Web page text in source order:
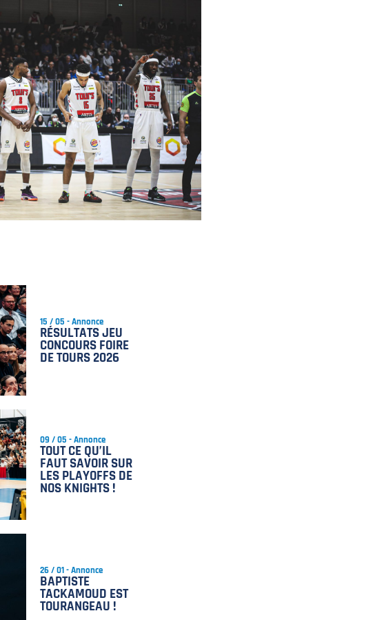
15 / 05 - Annonce
RÉSULTATS JEU
CONCOURS FOIRE
DE TOURS 2026
09 / 05 - Annonce
TOUT CE QU’IL
FAUT SAVOIR SUR
LES PLAYOFFS DE
NOS KNIGHTS !
26 / 01 - Annonce
BAPTISTE
TACKAMOUD EST
TOURANGEAU !